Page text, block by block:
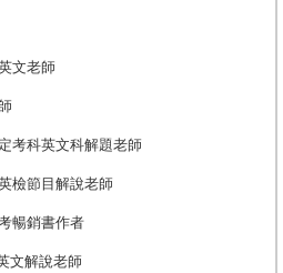
文老師
考科英文科解題老師
檢節目解說老師
暢銷書作者
文解說老師